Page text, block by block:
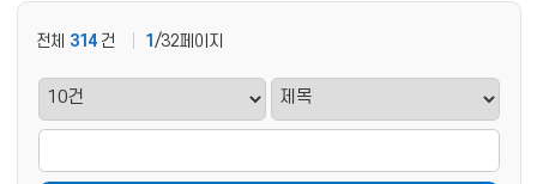
전체 314 건 1 /32페이지